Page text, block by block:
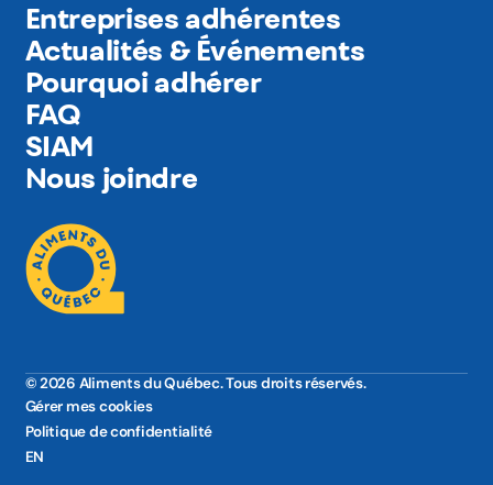
Entreprises adhérentes
Actualités & Événements
Pourquoi adhérer
FAQ
SIAM
Nous joindre
© 2026 Aliments du Québec. Tous droits réservés.
Gérer mes cookies
Politique de confidentialité
EN